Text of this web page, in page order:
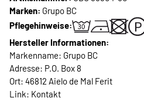
Marken: Grupo BC
Pflegehinweise:
Hersteller Informationen:
Markenname: Grupo BC
Adresse: P.O. Box 8
Ort: 46812 Aielo de Mal Ferit
Link: Kontakt